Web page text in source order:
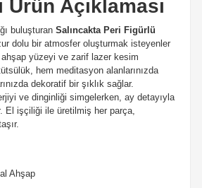
Ürün Açıklaması
buluşturan Salıncakta Peri Figürlü
dolu bir atmosfer oluşturmak isteyenler
yüzeyi ve zarif lazer kesim
hem meditasyon alanlarınızda
dekoratif bir şıklık sağlar.
ve dinginliği simgelerken, ay detayıyla
El işçiliği ile üretilmiş her parça,
Ahşap